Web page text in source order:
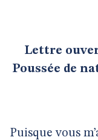
Lettre
Poussée de
Puisque vous